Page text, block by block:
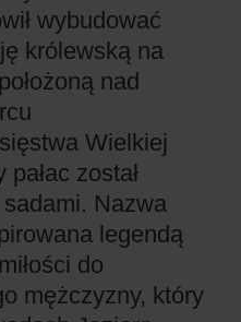
wybudować
królewską na
nad
Wielkiej
został
Nazwa
legendą
do
mężczyzny, który